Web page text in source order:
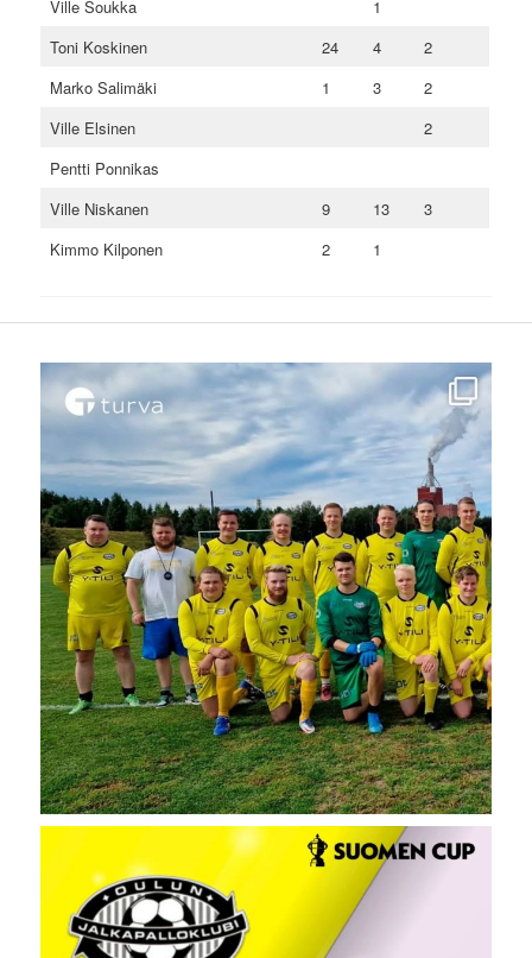
Ville Soukka
1
Toni Koskinen
24 4
2
Marko Salimäki
1 3
2
Ville Elsinen
2
Pentti Ponnikas
Ville Niskanen
9 13
3
Kimmo Kilponen
2 1